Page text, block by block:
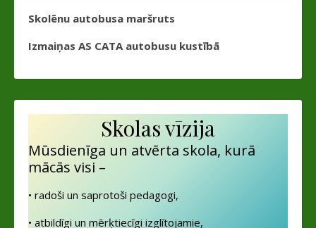
Skolēnu autobusa maršruts
Izmaiņas AS CATA autobusu kustībā
Skolas vīzija
Mūsdienīga un atvērta skola, kurā
mācās visi –
• radoši un saprotoši pedagogi,
• atbildīgi un mērķtiecīgi izglītojamie,